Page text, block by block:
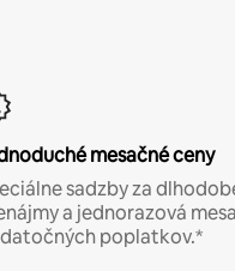
mesačné ceny
sadzby za
a jednorazová
poplatkov.*